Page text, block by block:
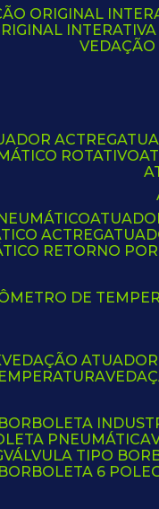
ORIGINAL
ACTREG
ROTATIVO
ACTREG
RETORNO
DE
VEDAÇÃO
BORBOLETA
PNEUMÁTICA
VÁLVULA TIPO
BORBOLETA 6